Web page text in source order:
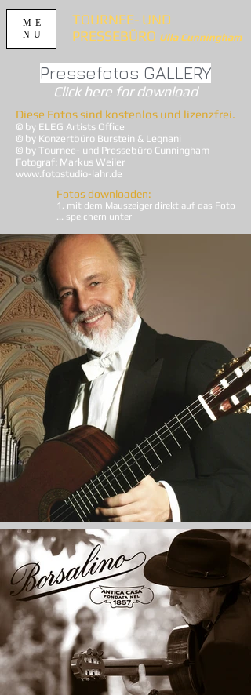
TOURNEE- UND
PRESSEBÜRO Ulla Cunningham
ME
NU
Pressefotos GALLERY
Click here for download
Diese Fotos sind kostenlos und lizenzfrei.
© by ELEG Artists Office
© by Konzertbüro Burstein & Legnani
© by Tournee- und Pressebüro Cunningham
Fotograf: Markus Weiler
www.fotostudio-lahr.de
Fotos downloaden:
1. mit dem Mauszeiger direkt auf das Foto
... speichern unter